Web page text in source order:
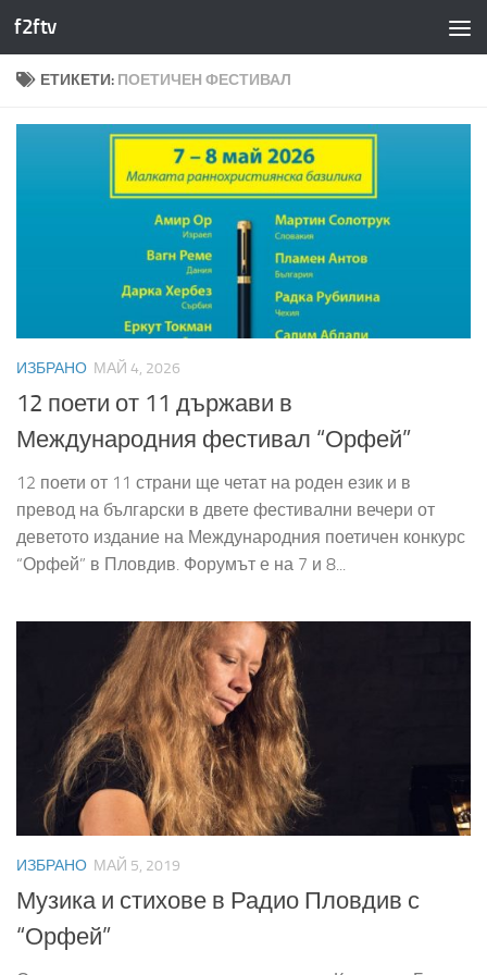
Към съдържанието
f2ftv
ЕТИКЕТИ: ПОЕТИЧЕН ФЕСТИВАЛ
ИЗБРАНО МАЙ 4, 2026
12 поети от 11 държави в
Международния фестивал “Орфей”
12 поети от 11 страни ще четат на роден език и в
превод на български в двете фестивални вечери от
деветото издание на Международния поетичен конкурс
“Орфей” в Пловдив. Форумът е на 7 и 8...
ИЗБРАНО МАЙ 5, 2019
Музика и стихове в Радио Пловдив с
“Орфей”